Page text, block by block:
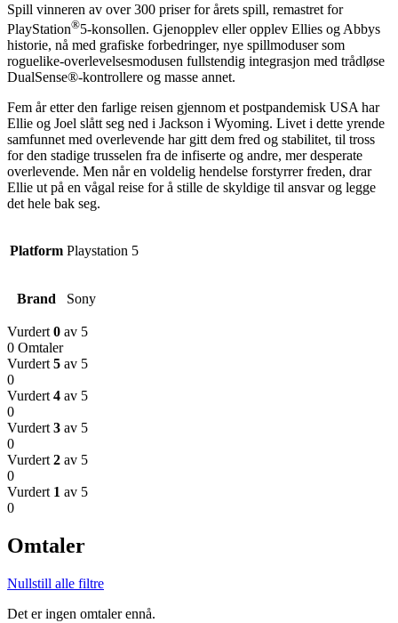
Spill vinneren av over 300 priser for årets spill, remastret for
PlayStation®5-konsollen. Gjenopplev eller opplev Ellies og Abbys
historie, nå med grafiske forbedringer, nye spillmoduser som
roguelike-overlevelsesmodusen fullstendig integrasjon med trådløse
DualSense®-kontrollere og masse annet.
Fem år etter den farlige reisen gjennom et postpandemisk USA har
Ellie og Joel slått seg ned i Jackson i Wyoming. Livet i dette yrende
samfunnet med overlevende har gitt dem fred og stabilitet, til tross
for den stadige trusselen fra de infiserte og andre, mer desperate
overlevende. Men når en voldelig hendelse forstyrrer freden, drar
Ellie ut på en vågal reise for å stille de skyldige til ansvar og legge
det hele bak seg.
Platform Playstation 5
Brand Sony
Vurdert 0 av 5
0 Omtaler
Vurdert 5 av 5
0
Vurdert 4 av 5
0
Vurdert 3 av 5
0
Vurdert 2 av 5
0
Vurdert 1 av 5
0
Omtaler
Nullstill alle filtre
Det er ingen omtaler ennå.